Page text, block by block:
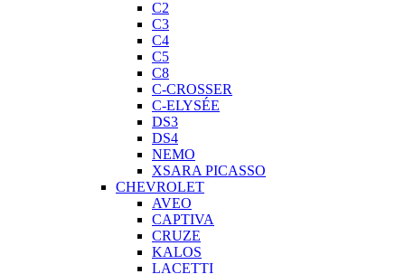
C2
C3
C4
C5
C8
C-CROSSER
C-ELYSÉE
DS3
DS4
NEMO
XSARA PICASSO
CHEVROLET
AVEO
CAPTIVA
CRUZE
KALOS
LACETTI